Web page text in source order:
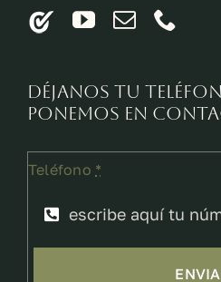
Déjanos tu
ponemos en
Teléfono *